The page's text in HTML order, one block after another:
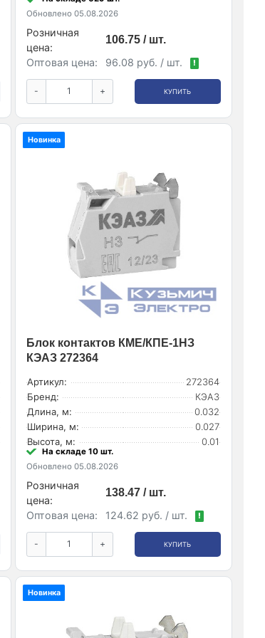
Обновлено 05.08.2026
Розничная
цена:
106.75 / шт.
Оптовая цена:
96.08 руб. / шт. !
- + КУПИТЬ
Новинка
Блок контактов КМЕ/КПЕ-1НЗ
КЭАЗ 272364
Артикул:
272364
Бренд:
КЭАЗ
Длина, м:
0.032
Ширина, м:
0.027
Высота, м:
0.01
На складе 10 шт.
Обновлено 05.08.2026
Розничная
цена:
138.47 / шт.
Оптовая цена:
124.62 руб. / шт. !
- + КУПИТЬ
Новинка